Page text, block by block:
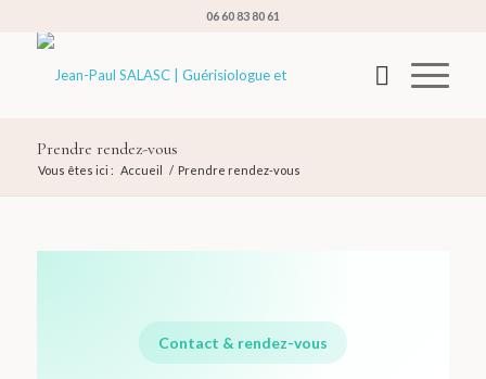
06 60 83 80 61
Prendre rendez-vous
Vous êtes ici : Accueil / Prendre rendez-vous
Contact & rendez-vous